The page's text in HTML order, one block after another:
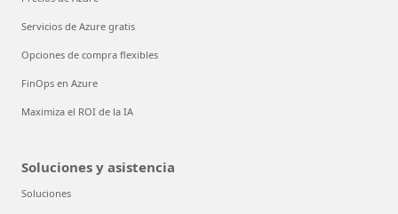
Servicios de Azure gratis
Opciones de compra flexibles
FinOps en Azure
Maximiza el ROI de la IA
Soluciones y asistencia
Soluciones